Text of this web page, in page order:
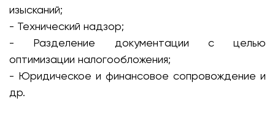
изысканий;
- Технический надзор;
- Разделение документации с целью
оптимизации налогообложения;
- Юридическое и финансовое сопровождение и
др.